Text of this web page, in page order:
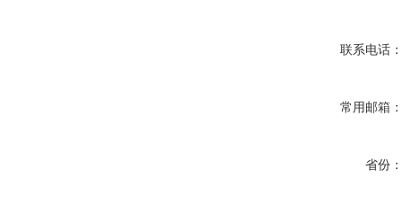
联系电话：
常用邮箱：
省份：